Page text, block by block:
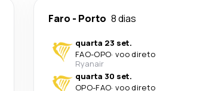
Faro - Porto 8 dias
quarta 23 set.
FAO-OPO· voo direto
Ryanair
quarta 30 set.
OPO-FAO· voo direto